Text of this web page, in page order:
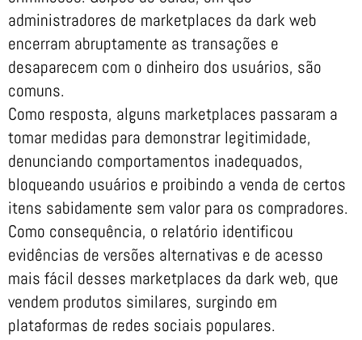
administradores de marketplaces da dark web
encerram abruptamente as transações e
desaparecem com o dinheiro dos usuários, são
comuns.
Como resposta, alguns marketplaces passaram a
tomar medidas para demonstrar legitimidade,
denunciando comportamentos inadequados,
bloqueando usuários e proibindo a venda de certos
itens sabidamente sem valor para os compradores.
Como consequência, o relatório identificou
evidências de versões alternativas e de acesso
mais fácil desses marketplaces da dark web, que
vendem produtos similares, surgindo em
plataformas de redes sociais populares.